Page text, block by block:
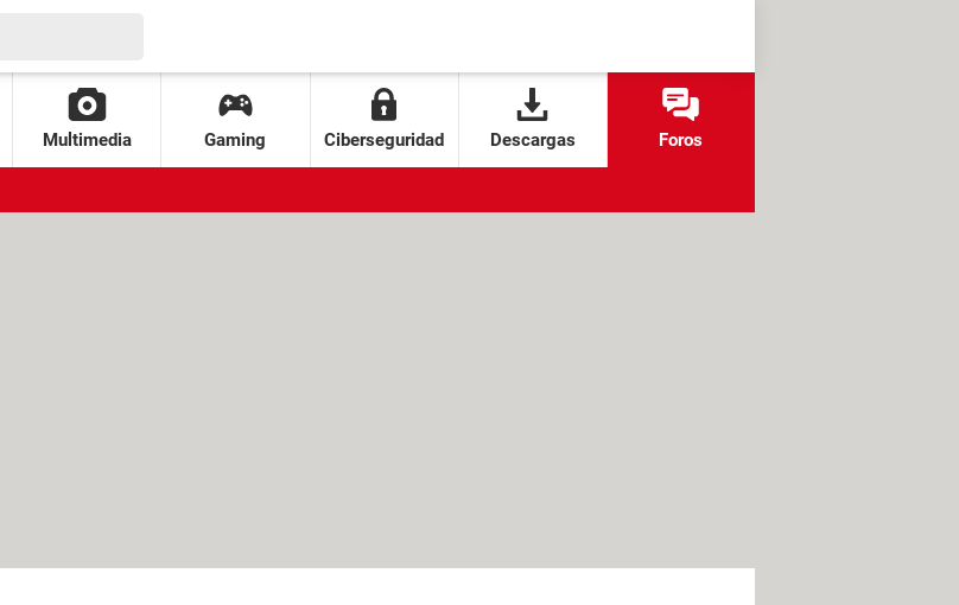
Multimedia Gaming Ciberseguridad Descargas Foros